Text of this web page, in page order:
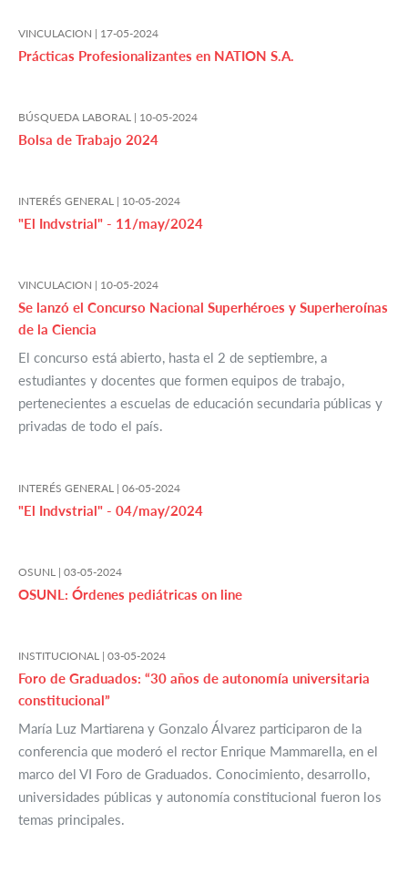
VINCULACION | 17-05-2024
Prácticas Profesionalizantes en NATION S.A.
BÚSQUEDA LABORAL | 10-05-2024
Bolsa de Trabajo 2024
INTERÉS GENERAL | 10-05-2024
"El Indvstrial" - 11/may/2024
VINCULACION | 10-05-2024
Se lanzó el Concurso Nacional Superhéroes y Superheroínas
de la Ciencia
El concurso está abierto, hasta el 2 de septiembre, a
estudiantes y docentes que formen equipos de trabajo,
pertenecientes a escuelas de educación secundaria públicas y
privadas de todo el país.
INTERÉS GENERAL | 06-05-2024
"El Indvstrial" - 04/may/2024
OSUNL | 03-05-2024
OSUNL: Órdenes pediátricas on line
INSTITUCIONAL | 03-05-2024
Foro de Graduados: “30 años de autonomía universitaria
constitucional”
María Luz Martiarena y Gonzalo Álvarez participaron de la
conferencia que moderó el rector Enrique Mammarella, en el
marco del VI Foro de Graduados. Conocimiento, desarrollo,
universidades públicas y autonomía constitucional fueron los
temas principales.